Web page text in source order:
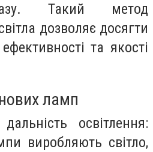
Такий метод
дозволяє досягти
та якості
ламп
освітлення:
виробляють світло,